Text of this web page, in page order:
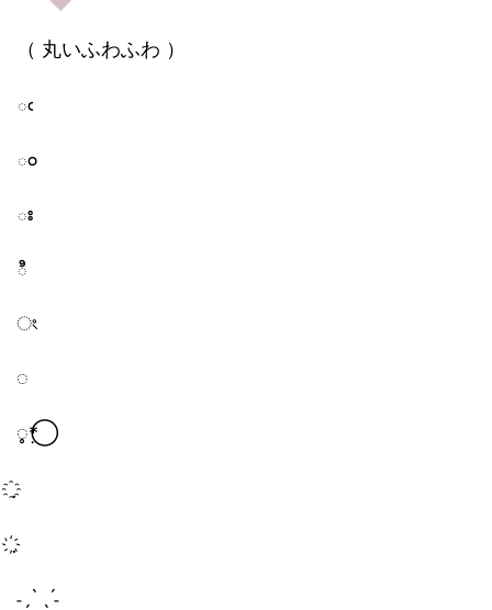
（ 丸いふわふわ ）
ఁ
ం
ః
ి
ং
◌
◌̥*⃝̣
˗ˏˋ ˎˊ˗